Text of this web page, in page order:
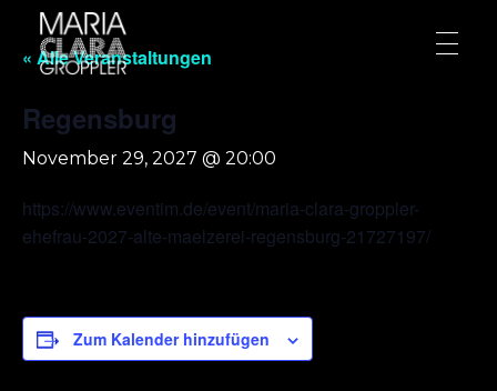
« Alle Veranstaltungen
Regensburg
November 29, 2027 @ 20:00
https://www.eventim.de/event/maria-clara-groppler-
ehefrau-2027-alte-maelzerei-regensburg-21727197/
Zum Kalender hinzufügen